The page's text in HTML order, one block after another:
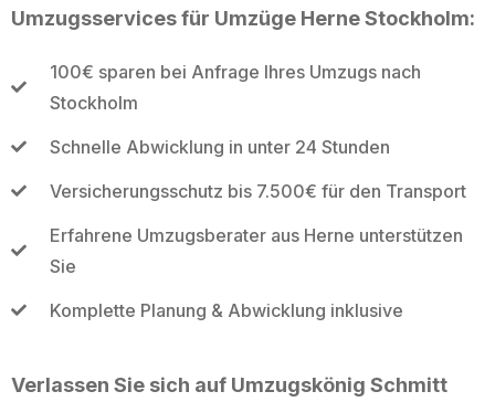
Umzugsservices für Umzüge Herne Stockholm:
100€ sparen bei Anfrage Ihres Umzugs nach
Stockholm
Schnelle Abwicklung in unter 24 Stunden
Versicherungsschutz bis 7.500€ für den Transport
Erfahrene Umzugsberater aus Herne unterstützen
Sie
Komplette Planung & Abwicklung inklusive
Verlassen Sie sich auf Umzugskönig Schmitt